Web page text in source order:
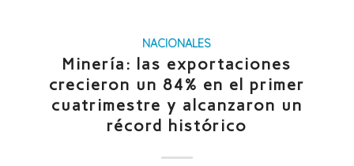
NACIONALES
Minería: las exportaciones
crecieron un 84% en el primer
cuatrimestre y alcanzaron un
récord histórico